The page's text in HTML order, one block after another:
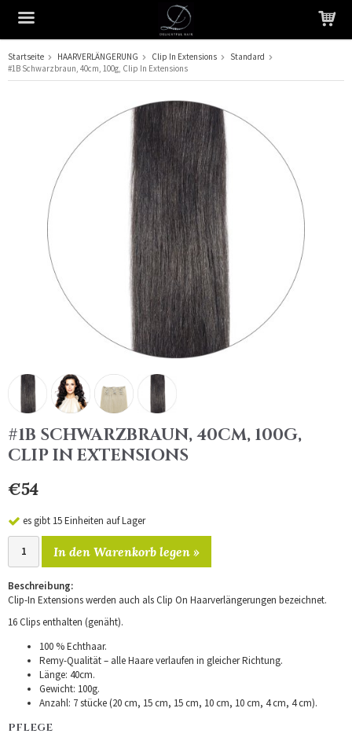
Das Produkt wurde in Ihren Warenkorb gelegt
Startseite HAARVERLÄNGERUNG Clip In Extensions
Standard
#1B Schwarzbraun, 40cm, 100g, Clip In Extensions
#1B SCHWARZBRAUN, 40CM, 100G,
CLIP IN EXTENSIONS
€54
es gibt 15 Einheiten auf Lager
In den Warenkorb legen »
Beschreibung:
Clip-In Extensions werden auch als Clip On Haarverlängerungen bezeichnet.
16 Clips enthalten (genäht).
100 % Echthaar.
Remy-Qualität – alle Haare verlaufen in gleicher Richtung.
Länge: 40cm.
Gewicht: 100g.
Anzahl: 7 stücke (20 cm, 15 cm, 15 cm, 10 cm, 10 cm, 4 cm, 4 cm).
PFLEGE